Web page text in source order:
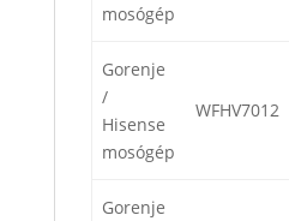
mosógép
Gorenje
/
Hisense
mosógép
WFHV7012
Gorenje